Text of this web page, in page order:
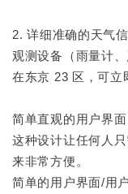
2. 详细准确的天气
观测设备（雨量计
在东京 23 区，可立
简单直观的用户界面
这种设计让任何人
来非常方便。
简单的用户界面/用